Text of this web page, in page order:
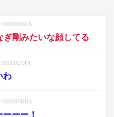
00000M6U6
ぎ剛みたいな顔してる
00000O9IN
わ
00000PRBS
ーー！